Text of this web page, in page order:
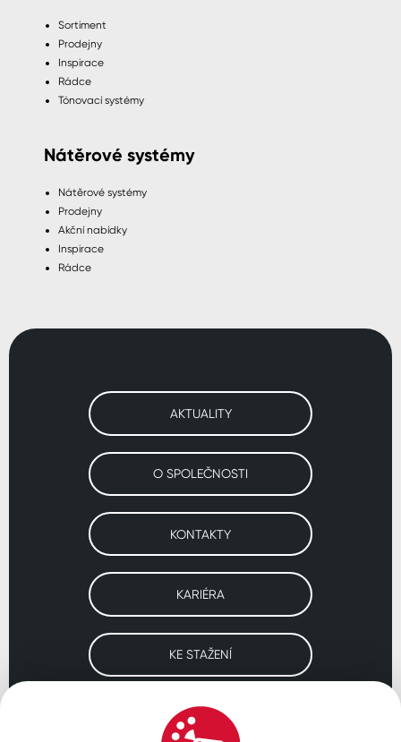
Sortiment
Prodejny
Inspirace
Rádce
Tónovací systémy
Nátěrové systémy
Nátěrové systémy
Prodejny
Akční nabídky
Inspirace
Rádce
AKTUALITY
O SPOLEČNOSTI
KONTAKTY
KARIÉRA
KE STAŽENÍ
Navštivte naše pobočky